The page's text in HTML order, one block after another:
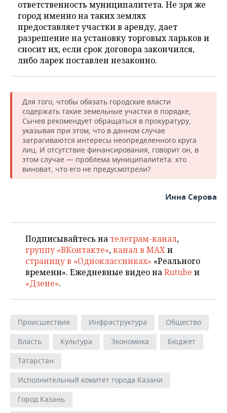
ответственность муниципалитета. Не зря же
город именно на таких землях
предоставляет участки в аренду, дает
разрешение на установку торговых ларьков и
сносит их, если срок договора закончился,
либо ларек поставлен незаконно.
Для того, чтобы обязать городские власти
содержать такие земельные участки в порядке,
Сычев рекомендует обращаться в прокуратуру,
указывая при этом, что в данном случае
затрагиваются интересы неопределенного круга
лиц. И отсутствие финансирования, говорит он, в
этом случае — проблема муниципалитета: кто
виноват, что его не предусмотрели?
Инна Серова
Подписывайтесь на телеграм-канал,
группу «ВКонтакте»,канал в MAXи
страницу в «Одноклассниках» «Реального
времени». Ежедневные видео наRutube и
«Дзене».
Происшествия Инфраструктура
Общество
Власть
Культура Экономика
Бюджет
Татарстан
Исполнительный комитет города Казани
Город Казань